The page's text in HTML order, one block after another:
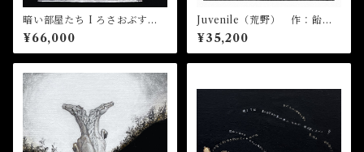
暗い部屋たち I ろさおぶすき
ゅら(見えない薔薇) 作：菅野
まり子
¥66,000
Juvenile（荒野） 作：飴屋
晶貴
¥35,200